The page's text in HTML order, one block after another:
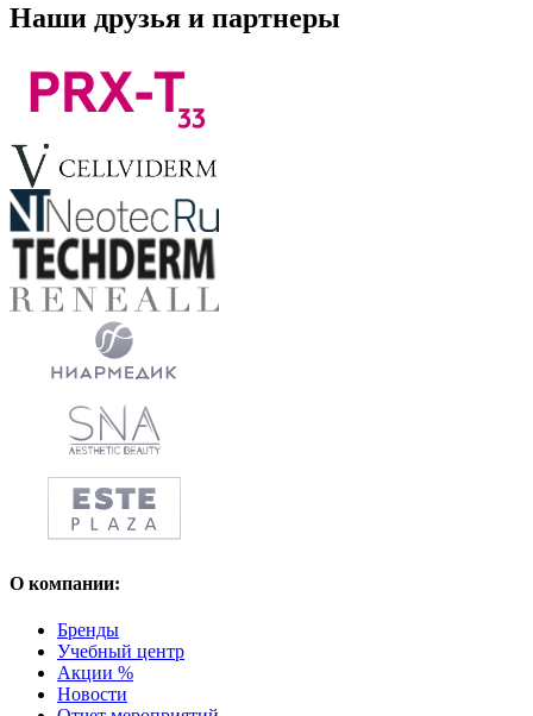
Наши друзья и партнеры
О компании:
Бренды
Учебный центр
Акции %
Новости